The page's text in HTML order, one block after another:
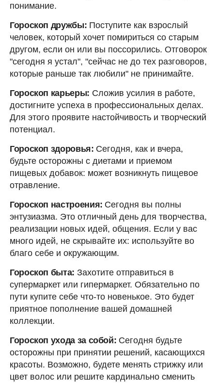
понимание.
Гороскоп дружбы: Поступите как взрослый
человек, который хочет помириться со старым
другом, если он или вы поссорились. Отговорок
"сегодня я устал", "сейчас не до тех разговоров,
которые раньше так любили" не принимайте.
Гороскоп карьеры: Сложив усилия в работе,
достигните успеха в профессиональных делах.
Для этого проявите настойчивость и творческий
потенциал.
Гороскоп здоровья: Сегодня, как и вчера,
будьте осторожны с диетами и приемом
пищевых добавок: может возникнуть пищевое
отравление.
Гороскоп настроения: Сегодня вы полны
энтузиазма. Это отличный день для творчества,
реализации новых идей, общения. Если у вас
много идей, не скрывайте их: используйте во
благо себе и окружающим.
Гороскоп быта: Захотите отправиться в
супермаркет или гипермаркет. Обязательно по
пути купите себе что-то новенькое. Это будет
приятное пополнение вашей домашней
коллекции.
Гороскоп ухода за собой: Сегодня будьте
осторожны при принятии решений, касающихся
красоты. Возможно, будете менять стрижку или
цвет волос или решите кардинально сменить